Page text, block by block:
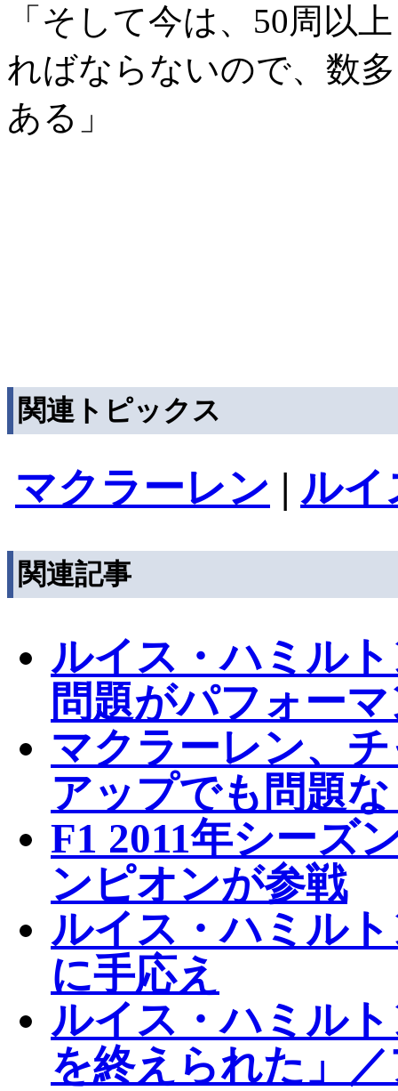
「そして今は、50周以
ればならないので、数
ある」
関連トピックス
マクラーレン | ルイ
関連記事
ルイス・ハミル
問題がパフォー
マクラーレン、
アップでも問題
F1 2011年シーズ
ンピオンが参戦
ルイス・ハミル
に手応え
ルイス・ハミル
を終えられた」